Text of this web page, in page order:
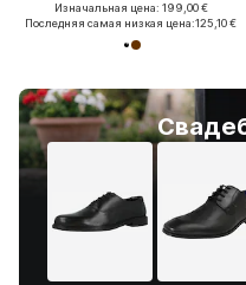
Изначальная цена: 199,00 €
Последняя самая низкая цена:125,10 €